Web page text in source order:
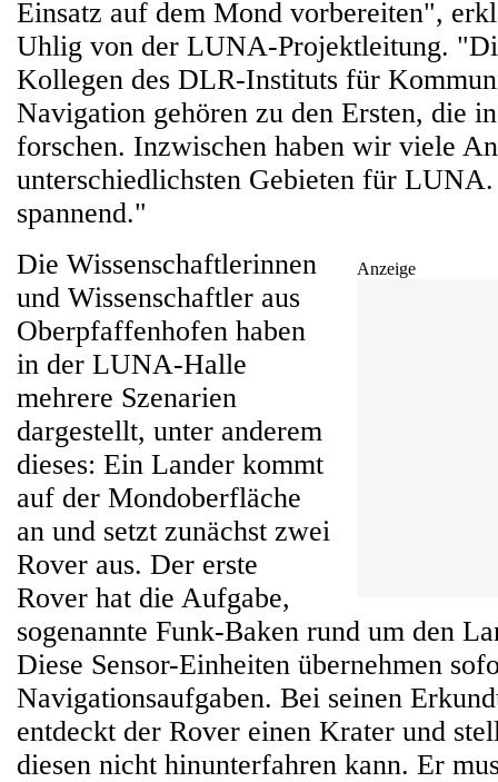
Einsatz auf dem Mond vorbereiten",
Uhlig von der LUNA-Projektleitung.
Kollegen des DLR-Instituts für
Navigation gehören zu den Ersten, die
forschen. Inzwischen haben wir viele
unterschiedlichsten Gebieten für
spannend."
Anzeige
Die Wissenschaftlerinnen
und Wissenschaftler aus
Oberpfaffenhofen haben
in der LUNA-Halle
mehrere Szenarien
dargestellt, unter anderem
dieses: Ein Lander kommt
auf der Mondoberfläche
an und setzt zunächst zwei
Rover aus. Der erste
Rover hat die Aufgabe,
sogenannte Funk-Baken rund um den
Diese Sensor-Einheiten übernehmen
Navigationsaufgaben. Bei seinen
entdeckt der Rover einen Krater und
diesen nicht hinunterfahren kann. Er